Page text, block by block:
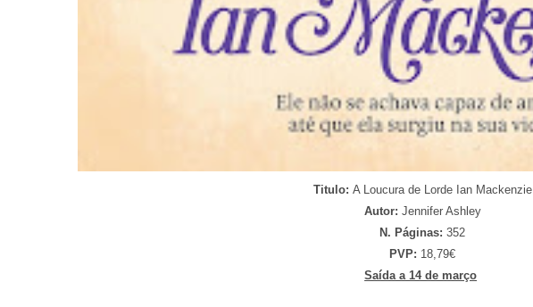
Titulo: A Loucura de Lorde Ian Mackenzie
Autor: Jennifer Ashley
N. Páginas:352
PVP: 18,79€
Saída a 14 de março